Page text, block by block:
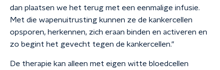
dan plaatsen we het terug met een eenmalige infusie.
Met die wapenuitrusting kunnen ze de kankercellen
opsporen, herkennen, zich eraan binden en activeren en
zo begint het gevecht tegen de kankercellen."
De therapie kan alleen met eigen witte bloedcellen